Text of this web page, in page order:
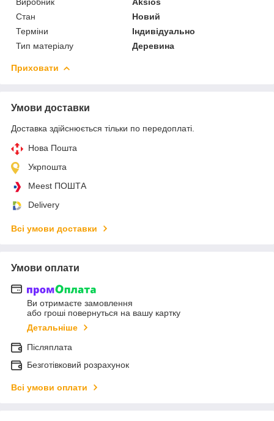
Стан
Новий
Терміни
Індивідуально
Тип матеріалу
Деревина
Приховати
Умови доставки
Доставка здійснюється тільки по передоплаті.
Нова Пошта
Укрпошта
Meest ПОШТА
Delivery
Всі умови доставки
Умови оплати
Ви отримаєте замовлення
або гроші повернуться на вашу картку
Детальніше
Післяплата
Безготівковий розрахунок
Всі умови оплати